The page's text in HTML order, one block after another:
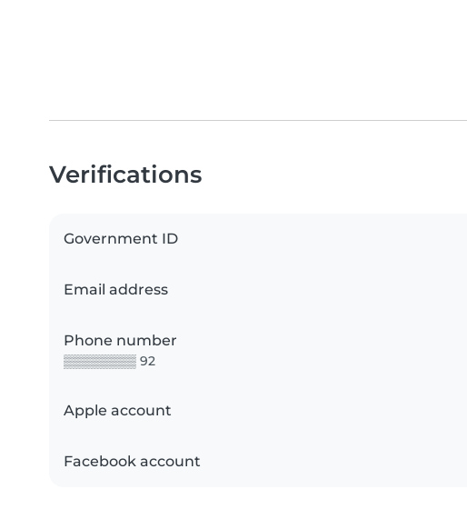
Verifications
Government ID
Email address
Phone number
▒▒▒▒▒▒▒▒ 92
Apple account
Facebook account